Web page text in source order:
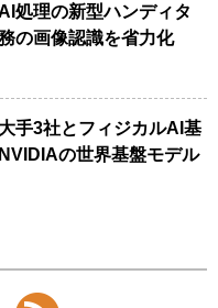
処理の新型ハンディタ
の画像認識を省力化
手3社とフィジカルAI基
の世界基盤モデル